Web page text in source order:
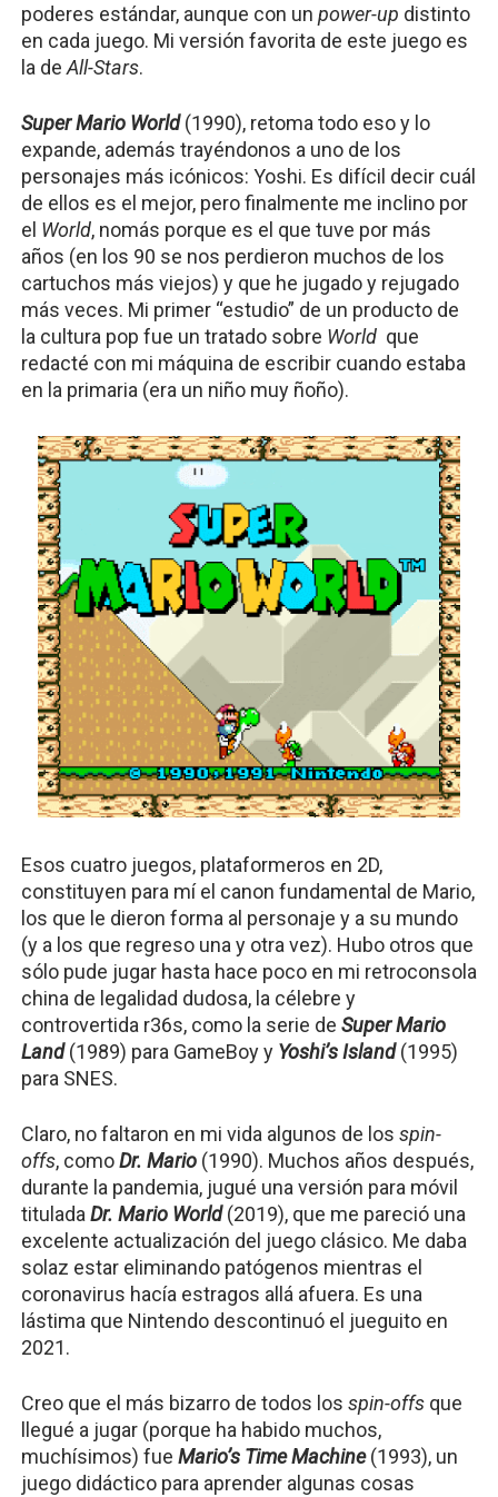
poderes estándar, aunque con un power-up distinto
en cada juego. Mi versión favorita de este juego es
la de All-Stars.
Super Mario World (1990), retoma todo eso y lo
expande, además trayéndonos a uno de los
personajes más icónicos: Yoshi. Es difícil decir cuál
de ellos es el mejor, pero finalmente me inclino por
el World, nomás porque es el que tuve por más
años (en los 90 se nos perdieron muchos de los
cartuchos más viejos) y que he jugado y rejugado
más veces. Mi primer “estudio” de un producto de
la cultura pop fue un tratado sobre World que
redacté con mi máquina de escribir cuando estaba
en la primaria (era un niño muy ñoño).
Esos cuatro juegos, plataformeros en 2D,
constituyen para mí el canon fundamental de Mario,
los que le dieron forma al personaje y a su mundo
(y a los que regreso una y otra vez). Hubo otros que
sólo pude jugar hasta hace poco en mi retroconsola
china de legalidad dudosa, la célebre y
controvertida r36s, como la serie de Super Mario
Land (1989) para GameBoy y Yoshi’s Island (1995)
para SNES.
Claro, no faltaron en mi vida algunos de los spin-
offs, como Dr. Mario (1990). Muchos años después,
durante la pandemia, jugué una versión para móvil
titulada Dr. Mario World (2019), que me pareció una
excelente actualización del juego clásico. Me daba
solaz estar eliminando patógenos mientras el
coronavirus hacía estragos allá afuera. Es una
lástima que Nintendo descontinuó el jueguito en
2021.
Creo que el más bizarro de todos los spin-offs que
llegué a jugar (porque ha habido muchos,
muchísimos) fue Mario’s Time Machine (1993), un
juego didáctico para aprender algunas cosas